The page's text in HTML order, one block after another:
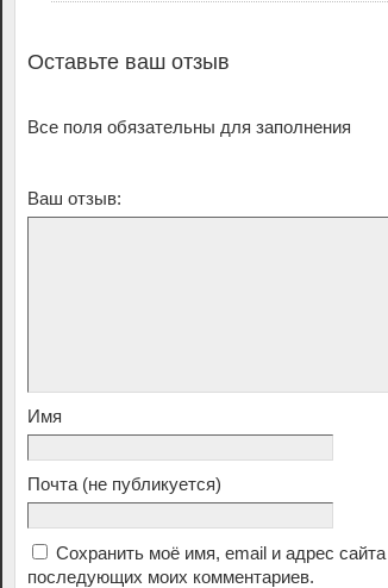
Оставьте ваш отзыв
Все поля обязательны для заполнения
Ваш отзыв:
Имя
Почта (не публикуется)
Сохранить моё имя, email и адрес
последующих моих комментариев.